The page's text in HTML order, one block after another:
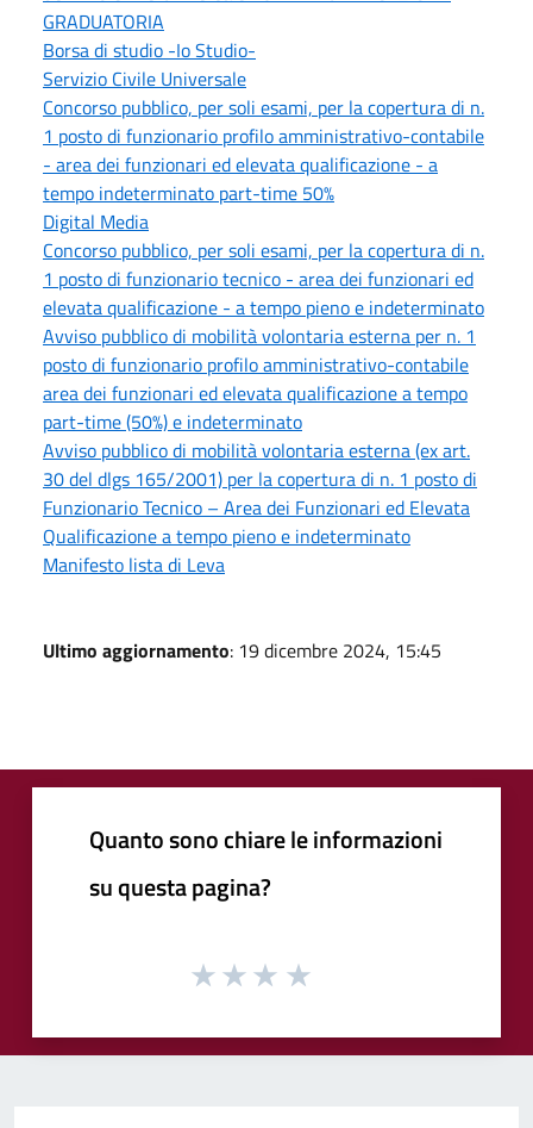
GRADUATORIA
Borsa di studio -Io Studio-
Servizio Civile Universale
Concorso pubblico, per soli esami, per la copertura di n.
1 posto di funzionario profilo amministrativo-contabile
- area dei funzionari ed elevata qualificazione - a
tempo indeterminato part-time 50%
Digital Media
Concorso pubblico, per soli esami, per la copertura di n.
1 posto di funzionario tecnico - area dei funzionari ed
elevata qualificazione - a tempo pieno e indeterminato
Avviso pubblico di mobilità volontaria esterna per n. 1
posto di funzionario profilo amministrativo-contabile
area dei funzionari ed elevata qualificazione a tempo
part-time (50%) e indeterminato
Avviso pubblico di mobilità volontaria esterna (ex art.
30 del dlgs 165/2001) per la copertura di n. 1 posto di
Funzionario Tecnico – Area dei Funzionari ed Elevata
Qualificazione a tempo pieno e indeterminato
Manifesto lista di Leva
Ultimo aggiornamento: 19 dicembre 2024, 15:45
Quanto sono chiare le informazioni
su questa pagina?